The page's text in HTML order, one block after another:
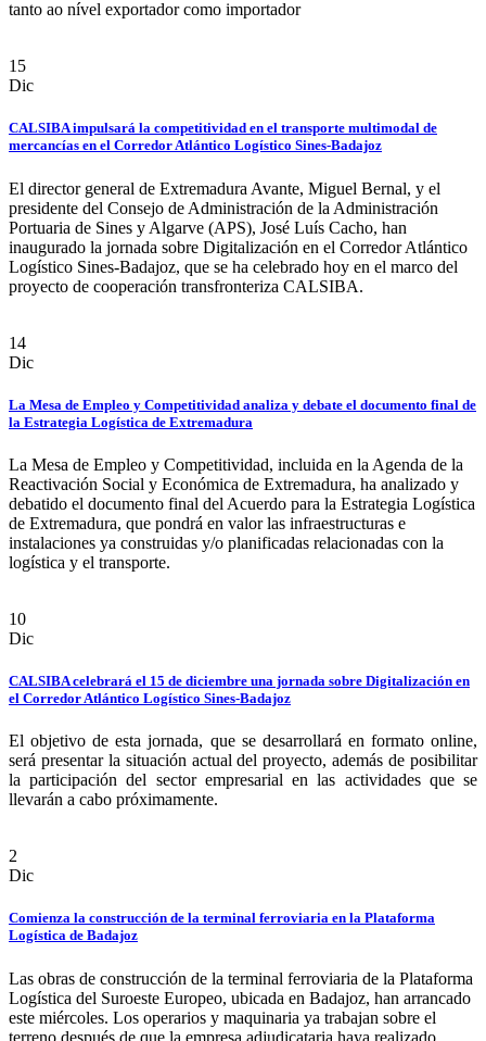
tanto ao nível exportador como importador
15
Dic
CALSIBA impulsará la competitividad en el transporte multimodal de
mercancías en el Corredor Atlántico Logístico Sines-Badajoz
El director general de Extremadura Avante, Miguel Bernal, y el
presidente del Consejo de Administración de la Administración
Portuaria de Sines y Algarve (APS), José Luís Cacho, han
inaugurado la jornada sobre Digitalización en el Corredor Atlántico
Logístico Sines-Badajoz, que se ha celebrado hoy en el marco del
proyecto de cooperación transfronteriza CALSIBA.
14
Dic
La Mesa de Empleo y Competitividad analiza y debate el documento final de
la Estrategia Logística de Extremadura
La Mesa de Empleo y Competitividad, incluida en la Agenda de la
Reactivación Social y Económica de Extremadura, ha analizado y
debatido el documento final del Acuerdo para la Estrategia Logística
de Extremadura, que pondrá en valor las infraestructuras e
instalaciones ya construidas y/o planificadas relacionadas con la
logística y el transporte.
10
Dic
CALSIBA celebrará el 15 de diciembre una jornada sobre Digitalización en
el Corredor Atlántico Logístico Sines-Badajoz
El objetivo de esta jornada, que se desarrollará en formato online,
será presentar la situación actual del proyecto, además de posibilitar
la participación del sector empresarial en las actividades que se
llevarán a cabo próximamente.
2
Dic
Comienza la construcción de la terminal ferroviaria en la Plataforma
Logística de Badajoz
Las obras de construcción de la terminal ferroviaria de la Plataforma
Logística del Suroeste Europeo, ubicada en Badajoz, han arrancado
este miércoles. Los operarios y maquinaria ya trabajan sobre el
terreno después de que la empresa adjudicataria haya realizado